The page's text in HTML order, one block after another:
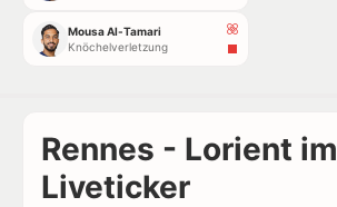
Mousa Al-Tamari
Knöchelverletzung
Rennes - Lorient im
Liveticker